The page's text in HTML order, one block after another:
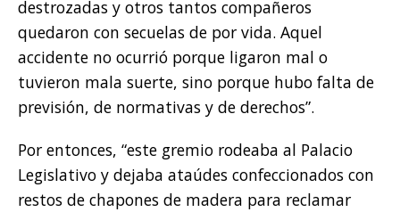
destrozadas y otros tantos compañeros
quedaron con secuelas de por vida. Aquel
accidente no ocurrió porque ligaron mal o
tuvieron mala suerte, sino porque hubo falta de
previsión, de normativas y de derechos”.
Por entonces, “este gremio rodeaba al Palacio
Legislativo y dejaba ataúdes confeccionados con
restos de chapones de madera para reclamar